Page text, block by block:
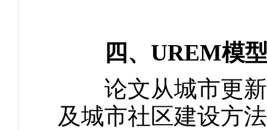
四、UREM模
论文从城市更新
及城市社区建设方